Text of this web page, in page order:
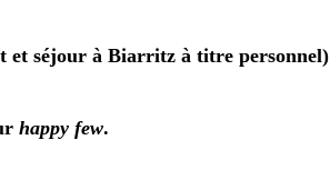
et séjour à Biarritz à titre personnel)
happy few.